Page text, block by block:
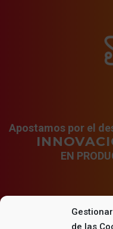
de las
Apostamos por el
EN